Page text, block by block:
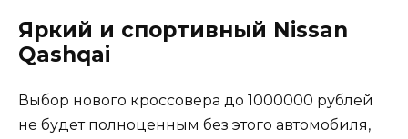
Яркий и спортивный Nissan
Qashqai
Выбор нового кроссовера до 1000000 рублей
не будет полноценным без этого автомобиля,